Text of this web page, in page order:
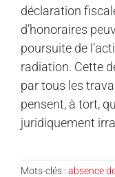
déclaration
d’honoraires
poursuite de
radiation. Cette
par tous les
pensent, à tort,
juridiquement
Mots-clés : absence